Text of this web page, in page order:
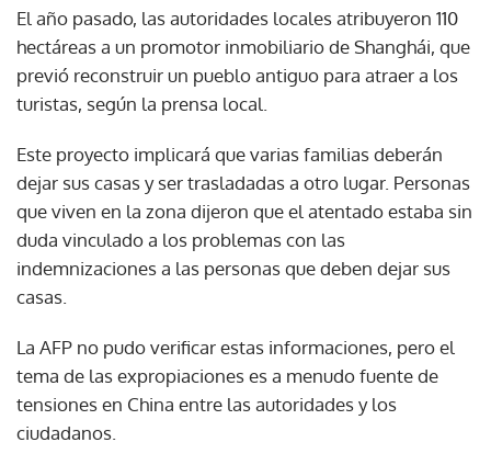
El año pasado, las autoridades locales atribuyeron 110
hectáreas a un promotor inmobiliario de Shanghái, que
previó reconstruir un pueblo antiguo para atraer a los
turistas, según la prensa local.
Este proyecto implicará que varias familias deberán
dejar sus casas y ser trasladadas a otro lugar. Personas
que viven en la zona dijeron que el atentado estaba sin
duda vinculado a los problemas con las
indemnizaciones a las personas que deben dejar sus
casas.
La AFP no pudo verificar estas informaciones, pero el
tema de las expropiaciones es a menudo fuente de
tensiones en China entre las autoridades y los
ciudadanos.